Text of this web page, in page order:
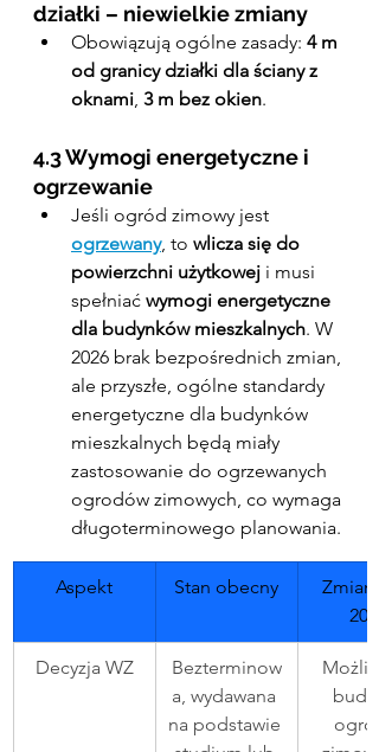
działki – niewielkie zmiany
Obowiązują ogólne zasady: 4 m
od granicy działki dla ściany z
oknami, 3 m bez okien.
4.3 Wymogi energetyczne i
ogrzewanie
Jeśli ogród zimowy jest
ogrzewany, to wlicza się do
powierzchni użytkowej i musi
spełniać wymogi energetyczne
dla budynków mieszkalnych. W
2026 brak bezpośrednich zmian,
ale przyszłe, ogólne standardy
energetyczne dla budynków
mieszkalnych będą miały
zastosowanie do ogrzewanych
ogrodów zimowych, co wymaga
długoterminowego planowania.
Aspekt Stan obecny
2026
Decyzja WZ
Bezterminow
a, wydawana
na podstawie